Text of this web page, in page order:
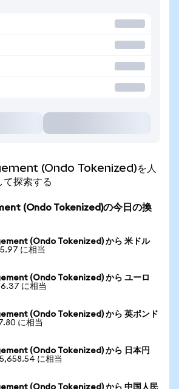
(Ondo Tokenized)を人
探索する
(Ondo Tokenized)の今日の換
(Ondo Tokenized) から 米ドル
に相当
(Ondo Tokenized) から ユーロ
に相当
(Ondo Tokenized) から 英ポンド
に相当
(Ondo Tokenized) から 日本円
に相当
(Ondo Tokenized) から 中国人民